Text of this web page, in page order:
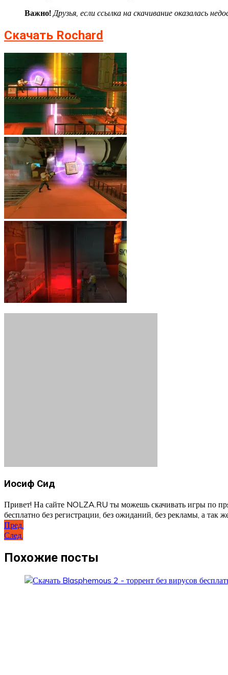
Важно! Друзья, если ссылка на скачивание оказалась
Скачать Rochard
Иосиф Сид
Привет! На сайте NOLZA.RU ты можешь скачивать игры по
бесплатно без регистрации, без ожиданий, без рекламы, а так
Навигация
по
записям
Пред.
След.
Похожие посты